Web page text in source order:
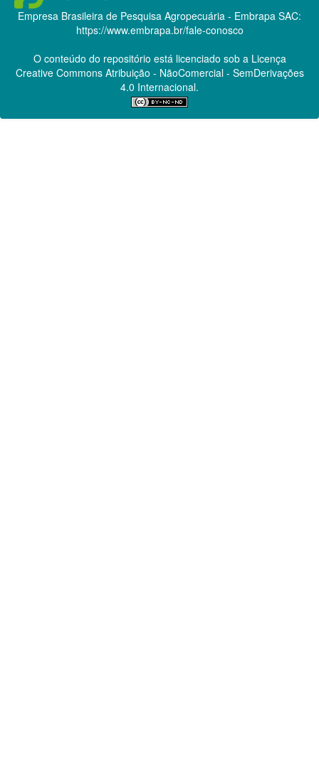
Empresa Brasileira de Pesquisa Agropecuária - Embrapa SAC:
https://www.embrapa.br/fale-conosco
O conteúdo do repositório está licenciado sob a Licença
Creative CommonsAtribuição - NãoComercial - SemDerivações
4.0 Internacional.